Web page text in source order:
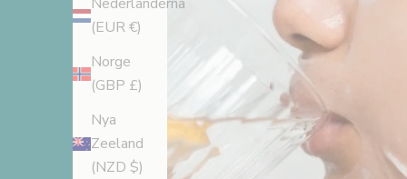
(EUR €)
Norge
(GBP £)
Nya
Zeeland
(NZD $)